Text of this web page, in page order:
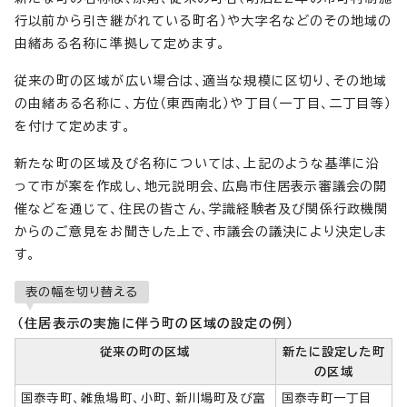
行以前から引き継がれている町名）や大字名などのその地域の
由緒ある名称に準拠して定めます。
従来の町の区域が広い場合は、適当な規模に区切り、その地域
の由緒ある名称に、方位（東西南北）や丁目（一丁目、二丁目等）
を付けて定めます。
新たな町の区域及び名称については、上記のような基準に沿
って市が案を作成し、地元説明会、広島市住居表示審議会の開
催などを通じて、住民の皆さん、学識経験者及び関係行政機関
からのご意見をお聞きした上で、市議会の議決により決定しま
す。
表の幅を切り替える
（住居表示の実施に伴う町の区域の設定の例）
従来の町の区域
新たに設定した町
の区域
国泰寺町、雑魚場町、小町、新川場町及び富 国泰寺町一丁目